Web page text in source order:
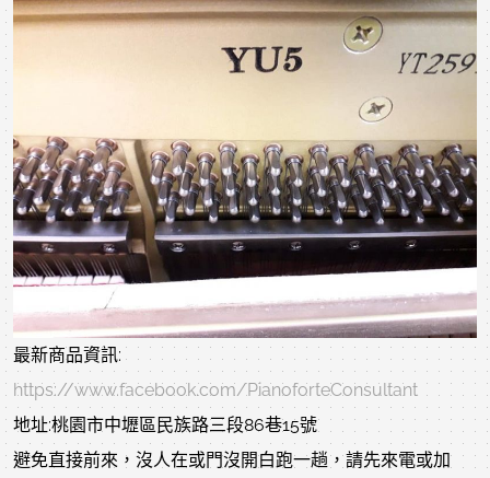
最新商品資訊:
https://www.facebook.com/PianoforteConsultant
地址:桃園市中壢區民族路三段86巷15號
避免直接前來，沒人在或門沒開白跑一趟，請先來電或加